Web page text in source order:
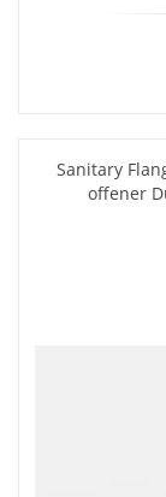
Sanitary
offener